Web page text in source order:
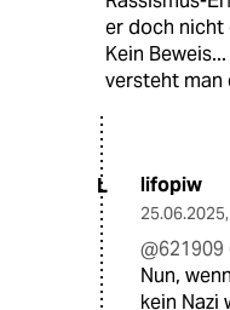
er doch nicht
Kein
versteht man
L lifopiw
25.06.2025,
Nun,
kein Nazi